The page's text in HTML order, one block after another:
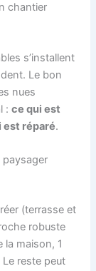
chantier
s’installent
Le bon
nues
:ce qui est
est réparé.
paysager
(terrasse et
robuste
la maison, 1
reste peut